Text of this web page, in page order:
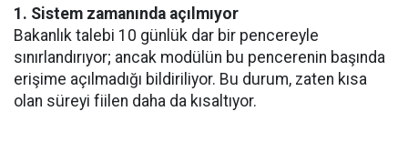
1. Sistem zamanında açılmıyor
Bakanlık talebi 10 günlük dar bir pencereyle
sınırlandırıyor; ancak modülün bu pencerenin başında
erişime açılmadığı bildiriliyor. Bu durum, zaten kısa
olan süreyi fiilen daha da kısaltıyor.